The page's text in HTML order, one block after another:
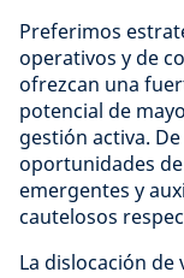
Preferimos
operativos y de
ofrezcan una
potencial de
gestión activa.
oportunidades
emergentes y
cautelosos
La dislocación